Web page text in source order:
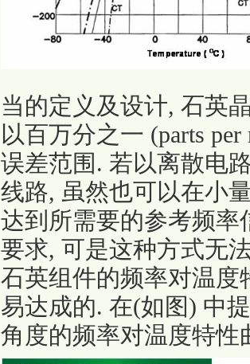
当的定义及设计, 石英
以百万分之一 (parts
误差范围. 若以离散电
线路, 虽然也可以在小
达到所需要的参考频率
要求, 可是这种方式无
石英组件的频率对温
易达成的. 在(如图) 中
角度的频率对温度特